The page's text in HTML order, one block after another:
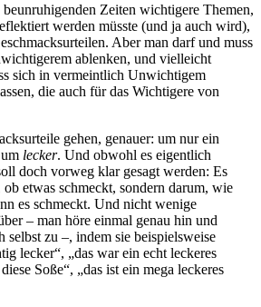
Zeiten wichtigere Themen,
werden müsste (und ja auch wird),
Aber man darf und muss
ablenken, und vielleicht
sich in vermeintlich Unwichtigem
die auch für das Wichtigere von
gehen, genauer: um nur ein
lecker. Und obwohl es eigentlich
doch vorweg klar gesagt werden: Es
etwas schmeckt, sondern darum, wie
es schmeckt. Und nicht wenige
– man höre einmal genau hin und
selbst zu –, indem sie beispielsweise
lecker“, „das war ein echt leckeres
Soße“, „das ist ein mega leckeres